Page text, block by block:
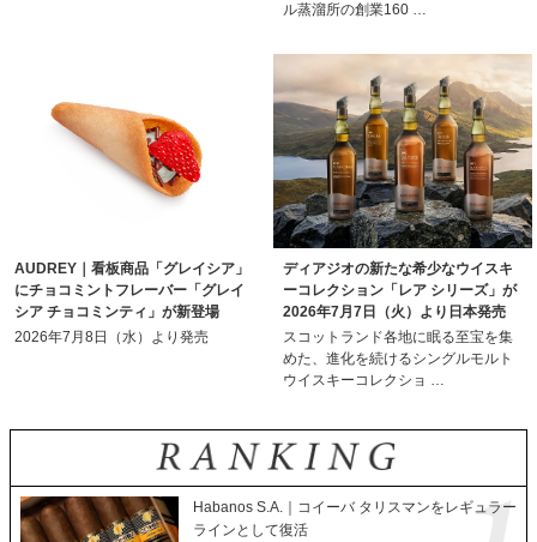
ル蒸溜所の創業160 …
AUDREY｜看板商品「グレイシア」
にチョコミントフレーバー「グレイ
シア チョコミンティ」が新登場
2026年7月8日（水）より発売
ディアジオの新たな希少なウイスキ
ーコレクション「レア シリーズ」が
2026年7月7日（火）より日本発売
スコットランド各地に眠る至宝を集
めた、進化を続けるシングルモルト
ウイスキーコレクショ …
Habanos S.A.｜コイーバ タリスマンをレギュラー
ラインとして復活